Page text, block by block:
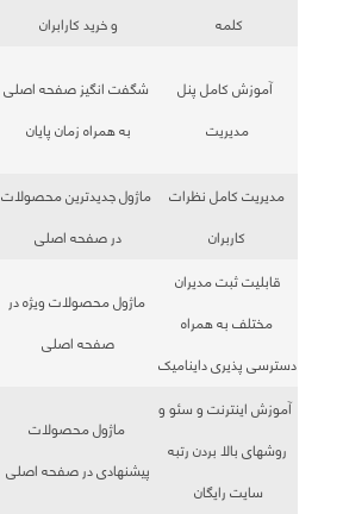
کلمه
و خرید کارابران
آموزش کامل پنل
مدیریت
شگفت انگیز صفحه اصلی
به همراه زمان پایان
مدیریت کامل نظرات
کاربران
ماژول جدیدترین محصولات
در صفحه اصلی
قابلیت ثبت مدیران
مختلف به همراه
دسترسی پذیری داینامیک
ماژول محصولات ویژه در
صفحه اصلی
آموزش اینترنت و سئو و
روشهای بالا بردن رتبه
سایت رایگان
ماژول محصولات
پیشنهادی در صفحه اصلی